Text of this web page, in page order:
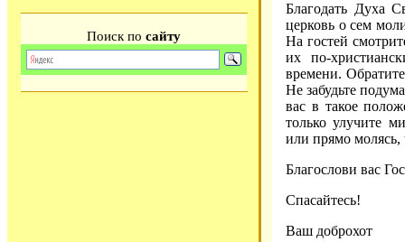
Поиск по сайту
Благодать Духа
церковь о сем
На гостей
их по-
времени.
Не забудьте
вас в такое
только улучите
или прямо
Благослови вас
Спасайтесь!
Ваш доброхот